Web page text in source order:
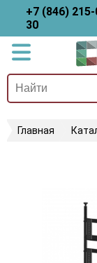
+7 (846) 215-
30
Главная